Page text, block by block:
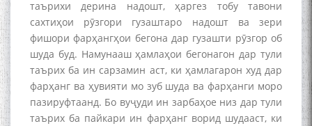
таърихи дерина надошт, ҳаргез тобу тавони
сахтиҳои рӯзгори гузаштаро надошт ва зери
фишори фарҳангҳои бегона дар гузашти рӯзгор об
шуда буд. Намунааш ҳамлаҳои бегонагон дар тули
таърих ба ин сарзамин аст, ки ҳамлагарон худ дар
фарҳанг ва ҳувияти мо зуб шуда ва фарҳанги моро
пазируфтаанд. Бо вуҷуди ин зарбаҳое низ дар тули
таърих ба пайкари ин фарҳанг ворид шудааст, ки
БА МУНОСИБАТИ
БУЗУРГДОШТИ РӮЗИ РӮДАКӢ